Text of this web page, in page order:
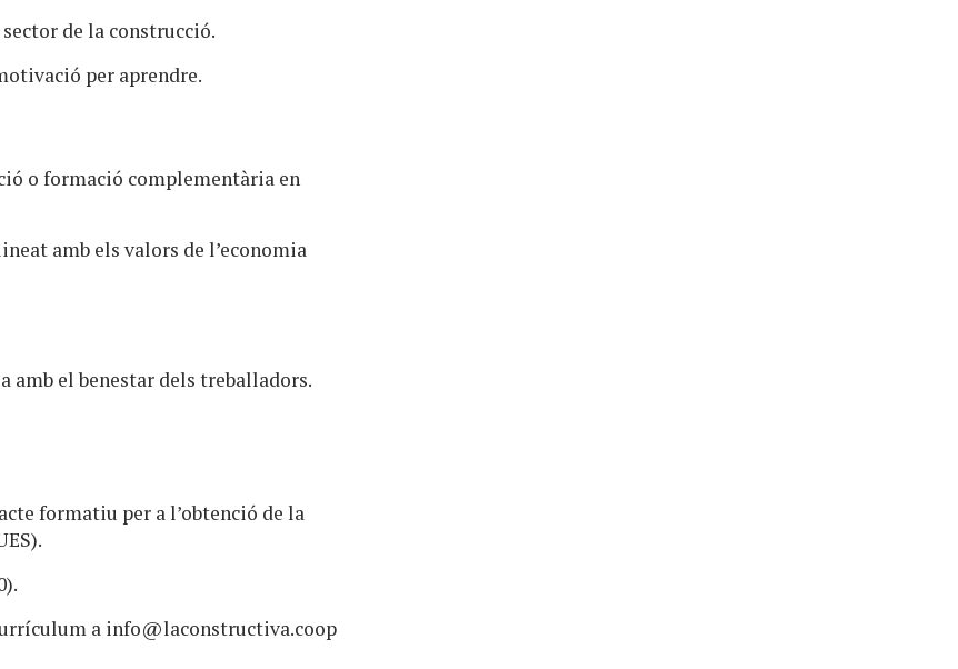
de la construcció.
per aprendre.
o formació complementària en
amb els valors de l’economia
amb el benestar dels treballadors.
formatiu per a l’obtenció de la
a info@laconstructiva.coop